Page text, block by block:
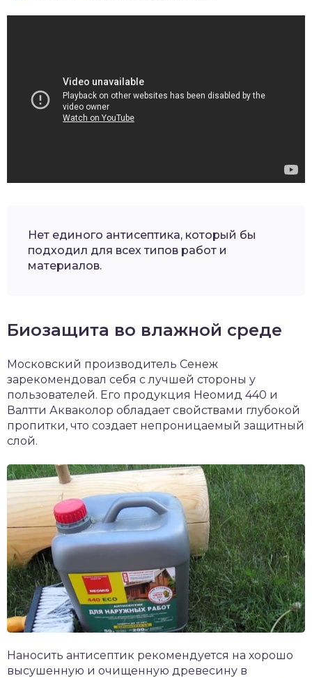
Нет единого антисептика, который бы
подходил для всех типов работ и
материалов.
Биозащита во влажной среде
Московский производитель Сенеж
зарекомендовал себя с лучшей стороны у
пользователей. Его продукция Неомид 440 и
Валтти Акваколор обладает свойствами глубокой
пропитки, что создает непроницаемый защитный
слой.
Наносить антисептик рекомендуется на хорошо
высушенную и очищенную древесину в